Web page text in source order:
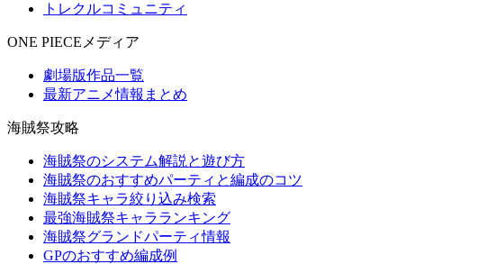
トレクルコミュニティ
ONE PIECEメディア
劇場版作品一覧
最新アニメ情報まとめ
海賊祭攻略
海賊祭のシステム解説と遊び方
海賊祭のおすすめパーティと編成のコツ
海賊祭キャラ絞り込み検索
最強海賊祭キャラランキング
海賊祭グランドパーティ情報
GPのおすすめ編成例